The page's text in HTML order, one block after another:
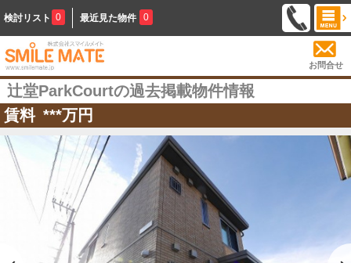
検討リスト 0 最近見た物件 0
お問合せ
辻堂ParkCourtの過去掲載物件情報
賃料 ***万円